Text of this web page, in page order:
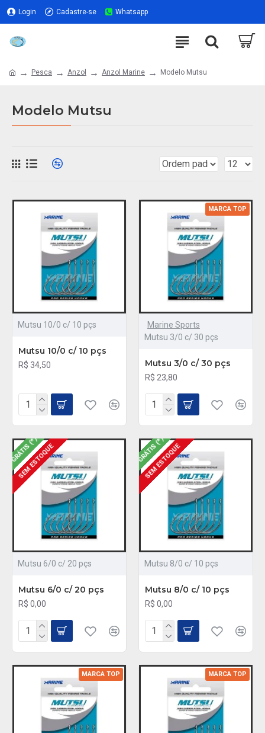
Login Cadastre-se Whatsapp
Pesca Anzol Anzol Marine Modelo Mutsu
Modelo Mutsu
Mutsu 10/0 c/ 10 pçs
Mutsu 10/0 c/ 10 pçs
R$ 34,50
MARCA TOP
Marine Sports
Mutsu 3/0 c/ 30 pçs
Mutsu 3/0 c/ 30 pçs
R$ 23,80
GRÁTIS (*)
SEM ESTOQUE
Mutsu 6/0 c/ 20 pçs
Mutsu 6/0 c/ 20 pçs
R$ 0,00
GRÁTIS (*)
SEM ESTOQUE
Mutsu 8/0 c/ 10 pçs
Mutsu 8/0 c/ 10 pçs
R$ 0,00
MARCA TOP MARCA TOP